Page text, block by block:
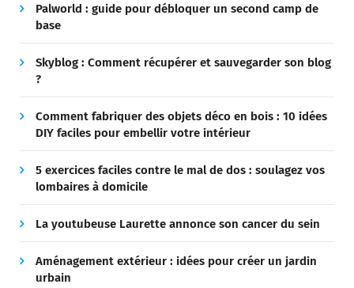
Palworld : guide pour débloquer un second camp de
base
Skyblog : Comment récupérer et sauvegarder son blog
?
Comment fabriquer des objets déco en bois : 10 idées
DIY faciles pour embellir votre intérieur
5 exercices faciles contre le mal de dos : soulagez vos
lombaires à domicile
La youtubeuse Laurette annonce son cancer du sein
Aménagement extérieur : idées pour créer un jardin
urbain